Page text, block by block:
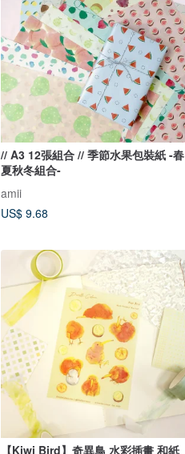
// A3 12張組合 // 季節水果包裝紙 -春
夏秋冬組合-
amii
US$ 9.68
【Kiwi Bird】奇異鳥 水彩插畫 和紙